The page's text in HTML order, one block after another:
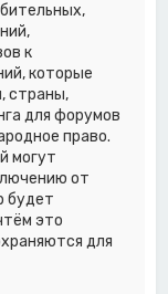
к
которые
страны,
для форумов
право.
могут
от
будет
это
для